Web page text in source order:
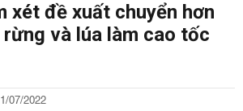
xét đề xuất chuyển hơn
và lúa làm cao tốc
07/2022